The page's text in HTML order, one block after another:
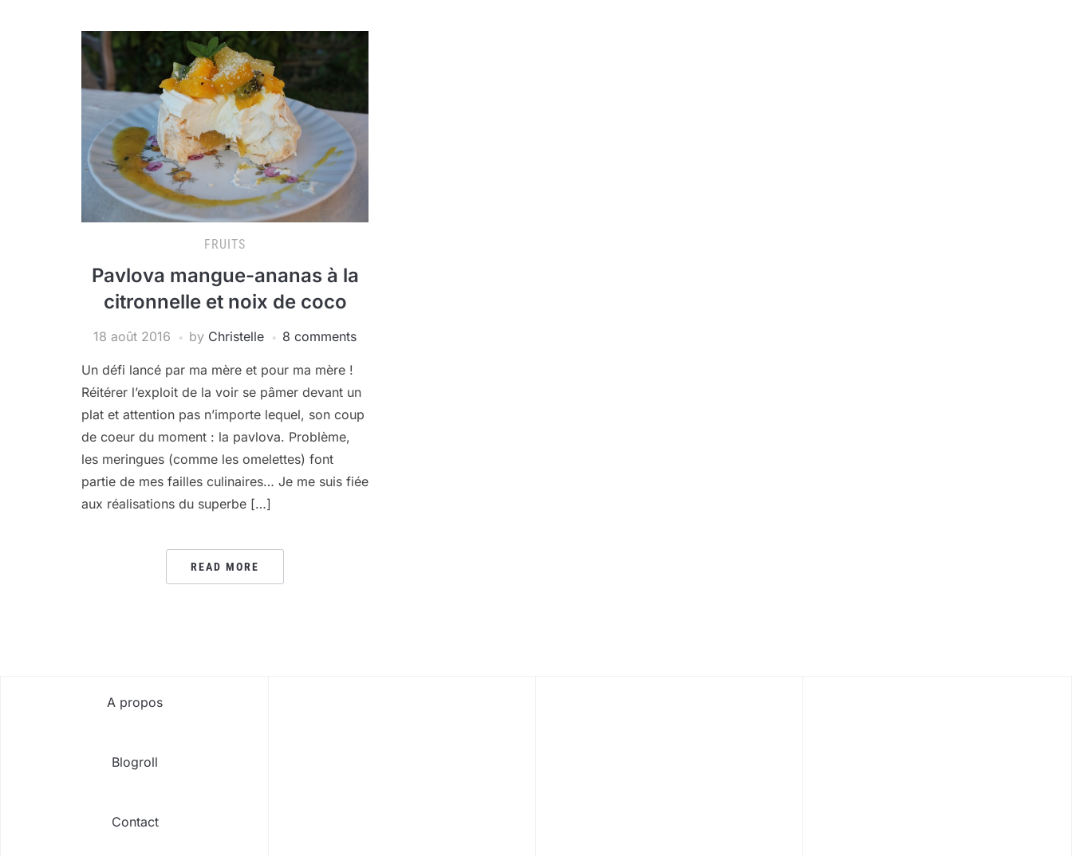
FRUITS
Pavlova mangue-ananas à la
citronnelle et noix de coco
18 août 2016 by Christelle 8 comments
Un défi lancé par ma mère et pour ma mère !
Réitérer l’exploit de la voir se pâmer devant un
plat et attention pas n’importe lequel, son coup
de coeur du moment : la pavlova. Problème,
les meringues (comme les omelettes) font
partie de mes failles culinaires… Je me suis fiée
aux réalisations du superbe […]
READ MORE
A propos
Blogroll
Contact